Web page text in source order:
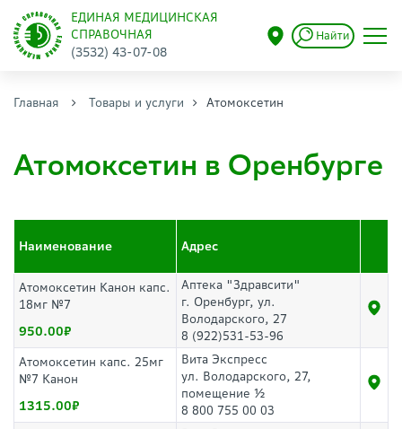
ЕДИНАЯ МЕДИЦИНСКАЯ
СПРАВОЧНАЯ
(3532) 43-07-08
Найти
Главная Товары и услуги Атомоксетин
Атомоксетин в Оренбурге
Наименование Адрес
Атомоксетин Канон капс.
18мг №7
950.00
Аптека "Здравсити"
г. Оренбург, ул.
Володарского, 27
8 (922)531-53-96
Атомоксетин капс. 25мг
№7 Канон
1315.00
Вита Экспресс
ул. Володарского, 27,
помещение ½
8 800 755 00 03